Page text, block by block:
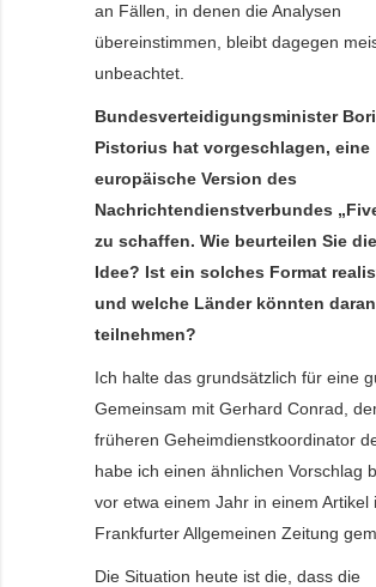
an Fällen, in denen die Analysen
übereinstimmen, bleibt dagegen
unbeachtet.
Bundesverteidigungsminister
Pistorius hat vorgeschlagen, eine
europäische Version des
Nachrichtendienstverbundes
zu schaffen. Wie beurteilen Sie
Idee? Ist ein solches Format
und welche Länder könnten daran
teilnehmen?
Ich halte das grundsätzlich für eine
Gemeinsam mit Gerhard Conrad,
früheren Geheimdienstkoordinator
habe ich einen ähnlichen Vorschlag
vor etwa einem Jahr in einem Artikel
Frankfurter Allgemeinen Zeitung
Die Situation heute ist die, dass die